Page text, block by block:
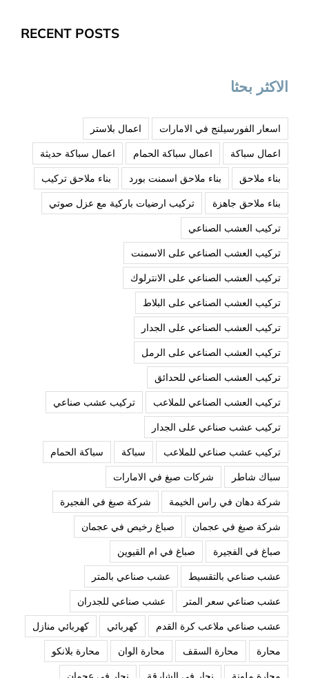
RECENT POSTS
الاكثر بحثا
اسعار الفورسيلنج في الامارات
اعمال بلاستر
اعمال سباكة
اعمال سباكة الحمام
اعمال سباكة حديثة
بناء ملاحق
بناء ملاحق اسمنت بورد
بناء ملاحق تركيب
بناء ملاحق جاهزة
تركيب ارضيات باركية مع عزل صوتي
تركيب العشب الصناعي
تركيب العشب الصناعي على الاسمنت
تركيب العشب الصناعي على الانترلوك
تركيب العشب الصناعي على البلاط
تركيب العشب الصناعي على الجدار
تركيب العشب الصناعي على الرمل
تركيب العشب الصناعي للحدائق
تركيب العشب الصناعي للملاعب
تركيب عشب صناعي
تركيب عشب صناعي على الجدار
تركيب عشب صناعي للملاعب
سباكة
سباكة الحمام
سباك شاطر
شركات صبغ في الامارات
شركة دهان في راس الخيمة
شركة صبغ في الفجيرة
شركة صبغ في عجمان
صباغ رخيص في عجمان
صباغ في الفجيرة
صباغ في ام القيوين
عشب صناعي بالتقسيط
عشب صناعي بالمتر
عشب صناعي سعر المتر
عشب صناعي للجدران
عشب صناعي ملاعب كرة القدم
كهربائي
كهربائي منازل
محارة
محارة السقف محارة الوان
محارة بلانكو